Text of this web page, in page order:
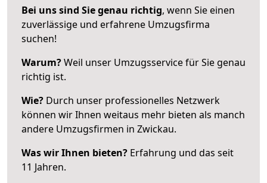
Bei uns sind Sie genau richtig, wenn Sie einen
zuverlässige und erfahrene Umzugsfirma
suchen!
Warum?Weil unser Umzugsservice für Sie genau
richtig ist.
Wie? Durch unser professionelles Netzwerk
können wir Ihnen weitaus mehr bieten als manch
andere Umzugsfirmen in Zwickau.
Was wir Ihnen bieten? Erfahrung und das seit
11 Jahren.